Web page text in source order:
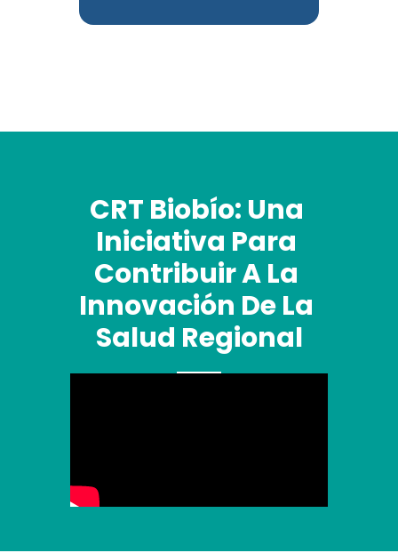
CRT Biobío: Una
Iniciativa Para
Contribuir A La
Innovación De La
Salud Regional